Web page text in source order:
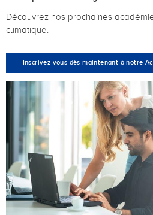
Découvrez nos prochaines
climatique.
Inscrivez-vous dès maintenant à notre